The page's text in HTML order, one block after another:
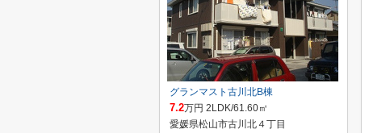
グランマスト古川北B棟
7.2万円 2LDK/61.60㎡
愛媛県松山市古川北４丁目